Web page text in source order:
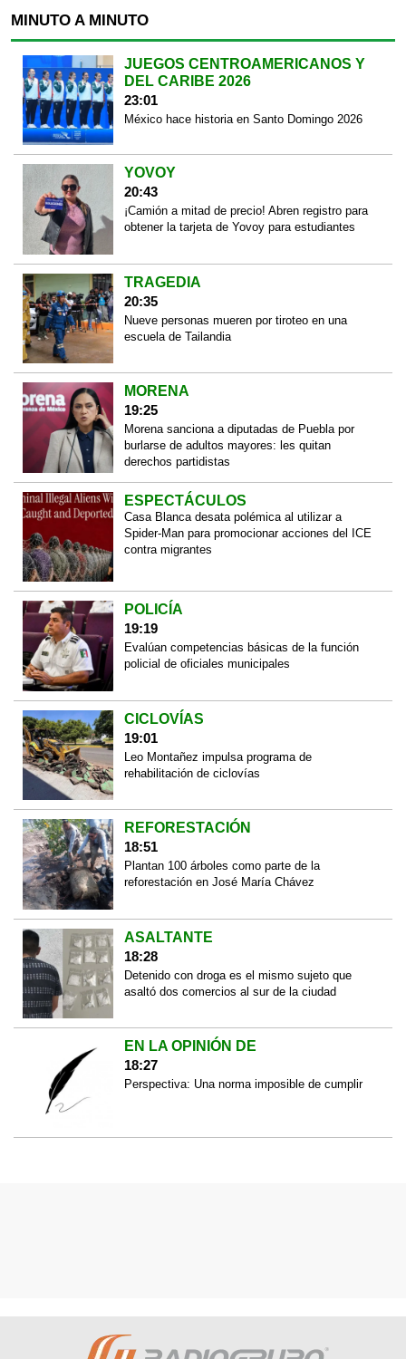
MINUTO A MINUTO
JUEGOS CENTROAMERICANOS Y
DEL CARIBE 2026
23:01
México hace historia en Santo Domingo 2026
YOVOY
20:43
¡Camión a mitad de precio! Abren registro para
obtener la tarjeta de Yovoy para estudiantes
TRAGEDIA
20:35
Nueve personas mueren por tiroteo en una
escuela de Tailandia
MORENA
19:25
Morena sanciona a diputadas de Puebla por
burlarse de adultos mayores: les quitan
derechos partidistas
ESPECTÁCULOS
Casa Blanca desata polémica al utilizar a
Spider-Man para promocionar acciones del ICE
contra migrantes
POLICÍA
19:19
Evalúan competencias básicas de la función
policial de oficiales municipales
CICLOVÍAS
19:01
Leo Montañez impulsa programa de
rehabilitación de ciclovías
REFORESTACIÓN
18:51
Plantan 100 árboles como parte de la
reforestación en José María Chávez
ASALTANTE
18:28
Detenido con droga es el mismo sujeto que
asaltó dos comercios al sur de la ciudad
EN LA OPINIÓN DE
18:27
Perspectiva: Una norma imposible de cumplir